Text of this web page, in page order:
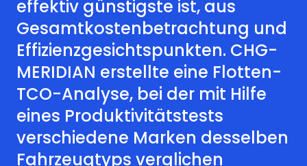
effektiv günstigste ist, aus
Gesamtkostenbetrachtung und
Effizienzgesichtspunkten. CHG-
MERIDIAN erstellte eine Flotten-
TCO-Analyse, bei der mit Hilfe
eines Produktivitätstests
verschiedene Marken desselben
Fahrzeugtyps verglichen